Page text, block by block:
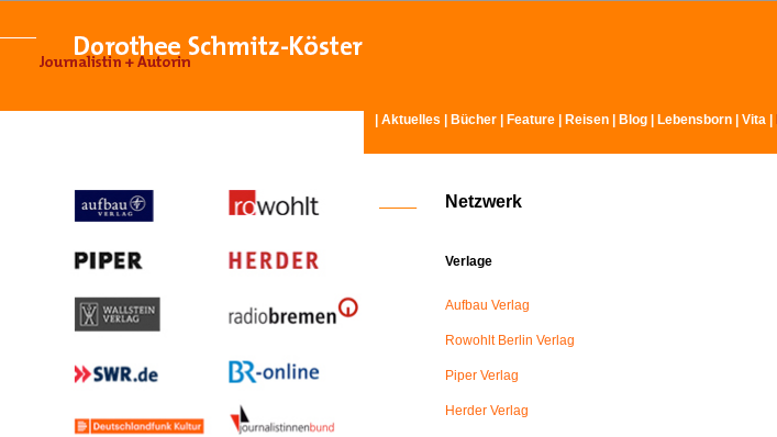
Aktuelles Bücher Feature Reisen Blog Lebensborn Vita
Netzwerk
Verlage
Aufbau Verlag
Rowohlt Berlin Verlag
Piper Verlag
Herder Verlag